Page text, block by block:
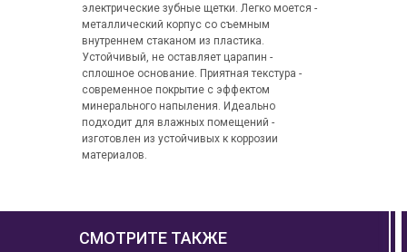
электрические зубные щетки. Легко моется -
металлический корпус со съемным
внутреннем стаканом из пластика.
Устойчивый, не оставляет царапин -
сплошное основание. Приятная текстура -
современное покрытие с эффектом
минерального напыления. Идеально
подходит для влажных помещений -
изготовлен из устойчивых к коррозии
материалов.
СМОТРИТЕ ТАКЖЕ